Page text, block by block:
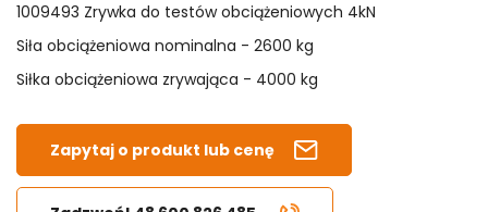
1009493 Zrywka do testów obciążeniowych 4kN
Siła obciążeniowa nominalna - 2600 kg
Siłka obciążeniowa zrywająca - 4000 kg
Zapytaj o produkt lub cenę